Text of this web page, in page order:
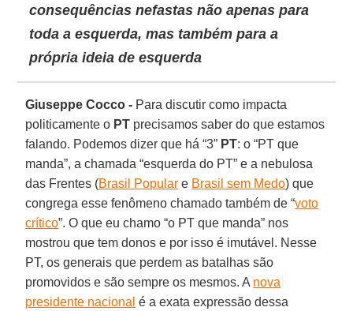
consequências nefastas não apenas para
toda a esquerda, mas também para a
própria ideia de esquerda
Giuseppe Cocco - Para discutir como impacta
politicamente o PT precisamos saber do que estamos
falando. Podemos dizer que há “3” PT: o “PT que
manda”, a chamada “esquerda do PT” e a nebulosa
das Frentes (Brasil Popular e Brasil sem Medo) que
congrega esse fenômeno chamado também de “voto
crítico”. O que eu chamo “o PT que manda” nos
mostrou que tem donos e por isso é imutável. Nesse
PT, os generais que perdem as batalhas são
promovidos e são sempre os mesmos. A nova
presidente nacional é a exata expressão dessa